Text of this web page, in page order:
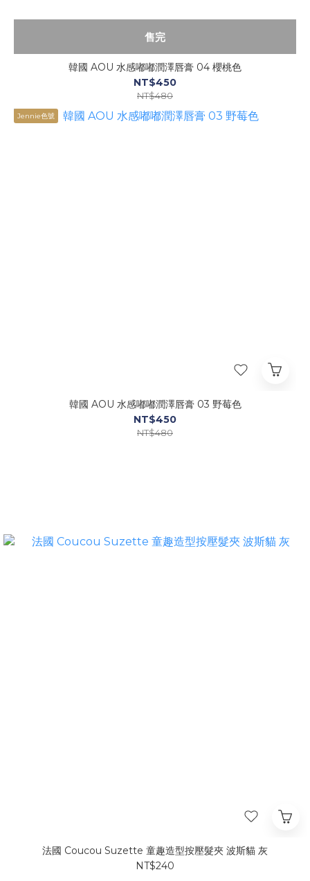
售完
韓國 AOU 水感嘟嘟潤澤唇膏 04 櫻桃色
NT$450
NT$480
Jennie色號
韓國 AOU 水感嘟嘟潤澤唇膏 03 野莓色
NT$450
NT$480
法國 Coucou Suzette 童趣造型按壓髮夾 波斯貓 灰
NT$240